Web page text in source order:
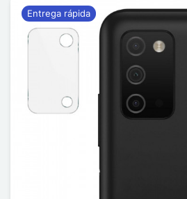
Entrega rápida